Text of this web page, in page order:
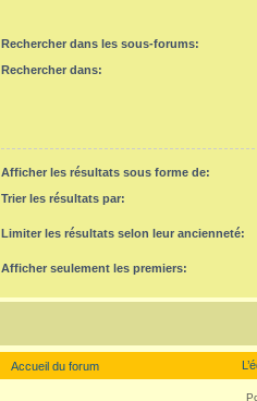
Rechercher dans les sous-forums:
Rechercher dans:
Afficher les résultats sous forme de:
Trier les résultats par:
Limiter les résultats selon leur ancienneté:
Afficher seulement les premiers:
Accueil du forum